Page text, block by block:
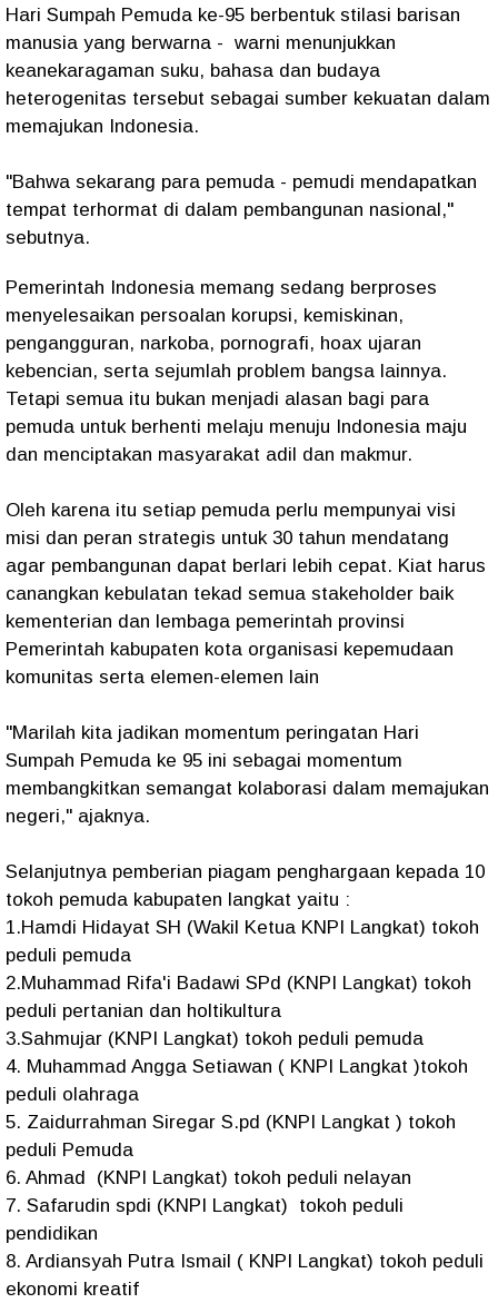
Hari Sumpah Pemuda ke-95 berbentuk stilasi barisan
manusia yang berwarna - warni menunjukkan
keanekaragaman suku, bahasa dan budaya
heterogenitas tersebut sebagai sumber kekuatan dalam
memajukan Indonesia.
"Bahwa sekarang para pemuda - pemudi mendapatkan
tempat terhormat di dalam pembangunan nasional,"
sebutnya.
Pemerintah Indonesia memang sedang berproses
menyelesaikan persoalan korupsi, kemiskinan,
pengangguran, narkoba, pornografi, hoax ujaran
kebencian, serta sejumlah problem bangsa lainnya.
Tetapi semua itu bukan menjadi alasan bagi para
pemuda untuk berhenti melaju menuju Indonesia maju
dan menciptakan masyarakat adil dan makmur.
Oleh karena itu setiap pemuda perlu mempunyai visi
misi dan peran strategis untuk 30 tahun mendatang
agar pembangunan dapat berlari lebih cepat. Kiat harus
canangkan kebulatan tekad semua stakeholder baik
kementerian dan lembaga pemerintah provinsi
Pemerintah kabupaten kota organisasi kepemudaan
komunitas serta elemen-elemen lain
"Marilah kita jadikan momentum peringatan Hari
Sumpah Pemuda ke 95 ini sebagai momentum
membangkitkan semangat kolaborasi dalam memajukan
negeri," ajaknya.
Selanjutnya pemberian piagam penghargaan kepada 10
tokoh pemuda kabupaten langkat yaitu :
1.Hamdi Hidayat SH (Wakil Ketua KNPI Langkat) tokoh
peduli pemuda
2.Muhammad Rifa'i Badawi SPd (KNPI Langkat) tokoh
peduli pertanian dan holtikultura
3.Sahmujar (KNPI Langkat) tokoh peduli pemuda
4. Muhammad Angga Setiawan ( KNPI Langkat )tokoh
peduli olahraga
5. Zaidurrahman Siregar S.pd (KNPI Langkat ) tokoh
peduli Pemuda
6. Ahmad (KNPI Langkat) tokoh peduli nelayan
7. Safarudin spdi (KNPI Langkat) tokoh peduli
pendidikan
8. Ardiansyah Putra Ismail ( KNPI Langkat) tokoh peduli
ekonomi kreatif